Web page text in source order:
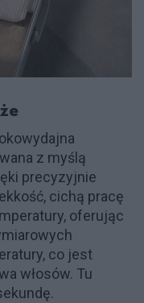
z myślą
precyzyjnie
cichą pracę
oferując
co jest
włosów. Tu